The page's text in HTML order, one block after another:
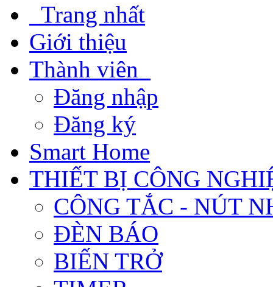
Trang nhất
Giới thiệu
Thành viên
Đăng nhập
Đăng ký
Smart Home
THIẾT BỊ CÔNG
CÔNG TẮC - NÚT
ĐÈN BÁO
BIẾN TRỞ